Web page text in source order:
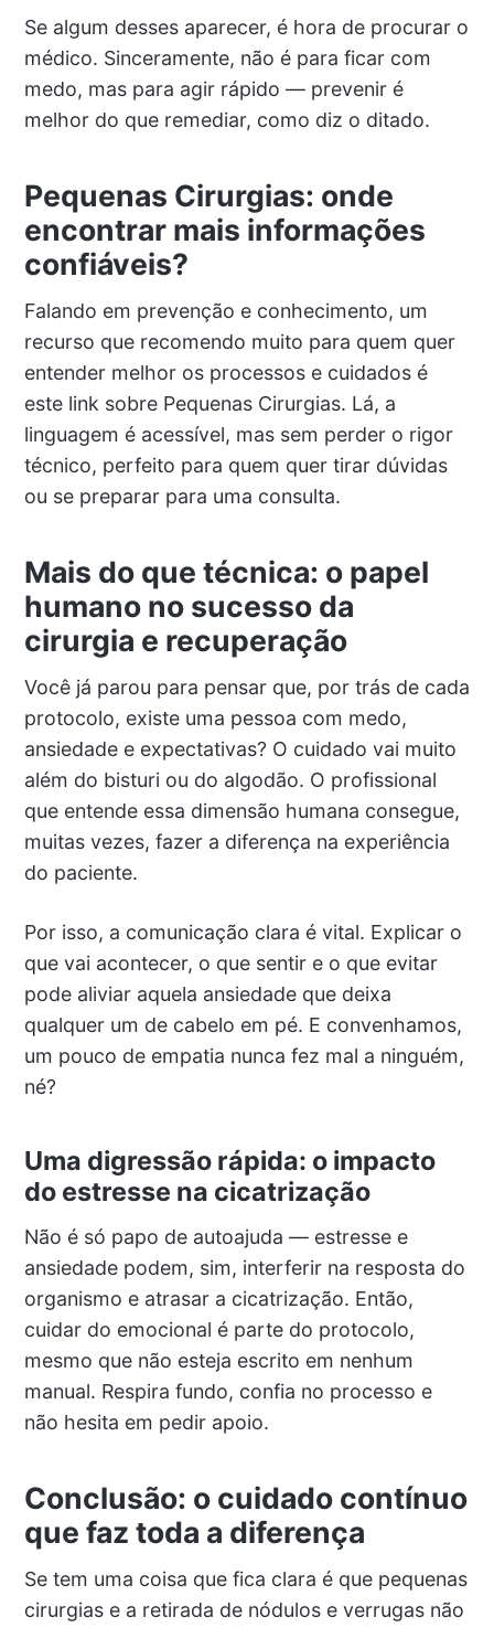
Se algum desses aparecer, é hora de procurar o
médico. Sinceramente, não é para ficar com
medo, mas para agir rápido — prevenir é
melhor do que remediar, como diz o ditado.
Pequenas Cirurgias: onde
encontrar mais informações
confiáveis?
Falando em prevenção e conhecimento, um
recurso que recomendo muito para quem quer
entender melhor os processos e cuidados é
este link sobre Pequenas Cirurgias. Lá, a
linguagem é acessível, mas sem perder o rigor
técnico, perfeito para quem quer tirar dúvidas
ou se preparar para uma consulta.
Mais do que técnica: o papel
humano no sucesso da
cirurgia e recuperação
Você já parou para pensar que, por trás de cada
protocolo, existe uma pessoa com medo,
ansiedade e expectativas? O cuidado vai muito
além do bisturi ou do algodão. O profissional
que entende essa dimensão humana consegue,
muitas vezes, fazer a diferença na experiência
do paciente.
Por isso, a comunicação clara é vital. Explicar o
que vai acontecer, o que sentir e o que evitar
pode aliviar aquela ansiedade que deixa
qualquer um de cabelo em pé. E convenhamos,
um pouco de empatia nunca fez mal a ninguém,
né?
Uma digressão rápida: o impacto
do estresse na cicatrização
Não é só papo de autoajuda — estresse e
ansiedade podem, sim, interferir na resposta do
organismo e atrasar a cicatrização. Então,
cuidar do emocional é parte do protocolo,
mesmo que não esteja escrito em nenhum
manual. Respira fundo, confia no processo e
não hesita em pedir apoio.
Conclusão: o cuidado contínuo
que faz toda a diferença
Se tem uma coisa que fica clara é que pequenas
cirurgias e a retirada de nódulos e verrugas não